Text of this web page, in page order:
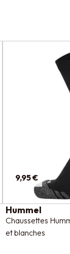
9,95 €
Hummel
Chaussettes
et blanches